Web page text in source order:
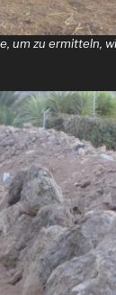
um zu ermitteln,